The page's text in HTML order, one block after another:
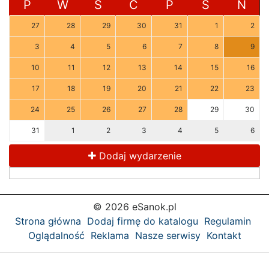
P W Ś C P S N
27 28 29 30 31 1 2
3 4 5 6 7 8 9
10 11 12 13 14 15 16
17 18 19 20 21 22 23
24 25 26 27 28 29 30
31 1 2 3 4 5 6
Dodaj wydarzenie
© 2026 eSanok.pl
Strona główna Dodaj firmę do katalogu Regulamin
Oglądalność Reklama Nasze serwisy Kontakt